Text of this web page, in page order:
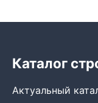
Каталог
Актуальный